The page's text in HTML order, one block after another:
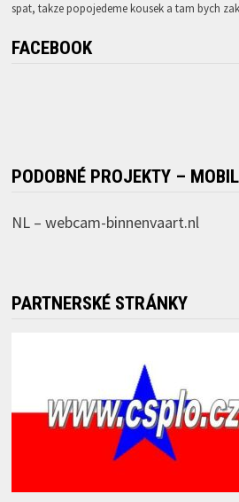
spat, takze popojedeme kousek a tam bych
FACEBOOK
PODOBNÉ PROJEKTY –
NL – webcam-binnenvaart.nl
PARTNERSKÉ STRÁNKY